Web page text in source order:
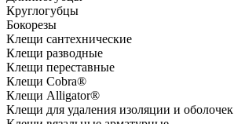
Круглогубцы
Бокорезы
Клещи сантехнические
Клещи разводные
Клещи переставные
Клещи Cobra®
Клещи Alligator®
Клещи для удаления изоляции и оболочек